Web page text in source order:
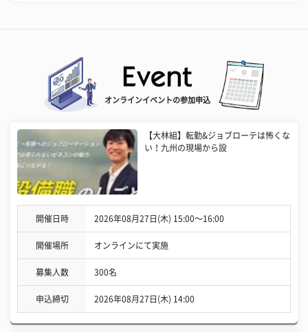
オンラインイベントの参加申込
【大林組】転勤&ジョブローテは怖くな
い！九州の現場から設
開催日時 2026年08月27日(木) 15:00〜16:00
開催場所 オンラインにて実施
募集人数 300名
申込締切 2026年08月27日(木) 14:00